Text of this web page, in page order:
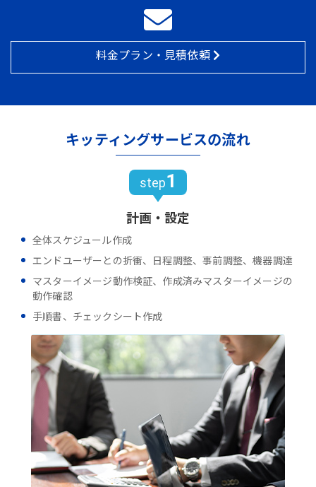
料金プラン・見積依頼
キッティングサービスの流れ
step1
計画・設定
全体スケジュール作成
エンドユーザーとの折衝、日程調整、事前調整、機器調達
マスターイメージ動作検証、作成済みマスターイメージの
動作確認
手順書、チェックシート作成